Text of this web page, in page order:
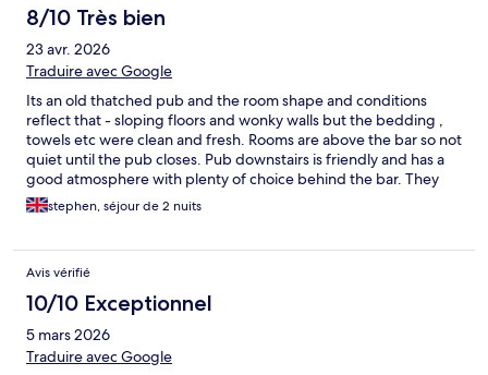
8/10 Très bien
23 avr. 2026
Traduire avec Google
Its an old thatched pub and the room shape and conditions
reflect that - sloping floors and wonky walls but the bedding ,
towels etc were clean and fresh. Rooms are above the bar so not
quiet until the pub closes. Pub downstairs is friendly and has a
good atmosphere with plenty of choice behind the bar. They
serve food but I didn't try any so can't comment on that.
Reasonably large attached car park although theres no covered
stephen, séjour de 2 nuits
Avis vérifié
10/10 Exceptionnel
5 mars 2026
Traduire avec Google